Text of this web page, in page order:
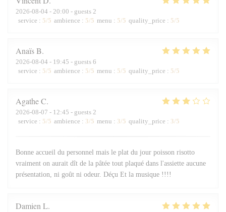
2026-08-04 - 20:00 - guests 2
service : 5/5 ambience : 5/5 menu : 5/5 quality_price : 5/5
AnaïsB
2026-08-04 - 19:45 - guests 6
service : 5/5 ambience : 5/5 menu : 5/5 quality_price : 5/5
AgatheC
2026-08-07 - 12:45 - guests 2
service : 5/5 ambience : 3/5 menu : 3/5 quality_price : 3/5
Bonne accueil du personnel mais le plat du jour poisson risotto
vraiment on aurait dît de la pâtée tout plaqué dans l'assiette aucune
présentation, ni goût ni odeur. Déçu Et la musique !!!!
Damien L